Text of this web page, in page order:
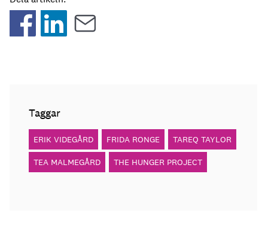
Taggar
ERIK VIDEGÅRD FRIDA RONGE TAREQ TAYLOR
TEA MALMEGÅRD THE HUNGER PROJECT